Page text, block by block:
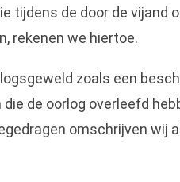
tijdens de door de vijand
rekenen we hiertoe.
zoals een
de oorlog overleefd
omschrijven wij